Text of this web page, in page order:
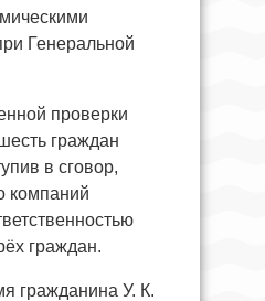
Генеральной
проверки
граждан
в сговор,
компаний
граждан.
гражданина У. К.